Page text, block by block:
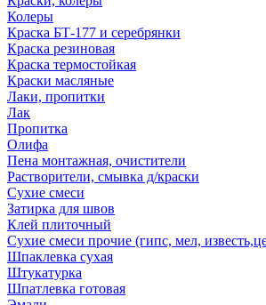
Колеры
Краска БТ-177 и серебрянки
Краска резиновая
Краска термостойкая
Краски масляные
Лаки, пропитки
Лак
Пропитка
Олифа
Пена монтажная, очистители
Растворители, смывка д/краски
Сухие смеси
Затирка для швов
Клей плиточный
Сухие смеси прочие (гипс, мел,
Шпаклевка сухая
Штукатурка
Шпатлевка готовая